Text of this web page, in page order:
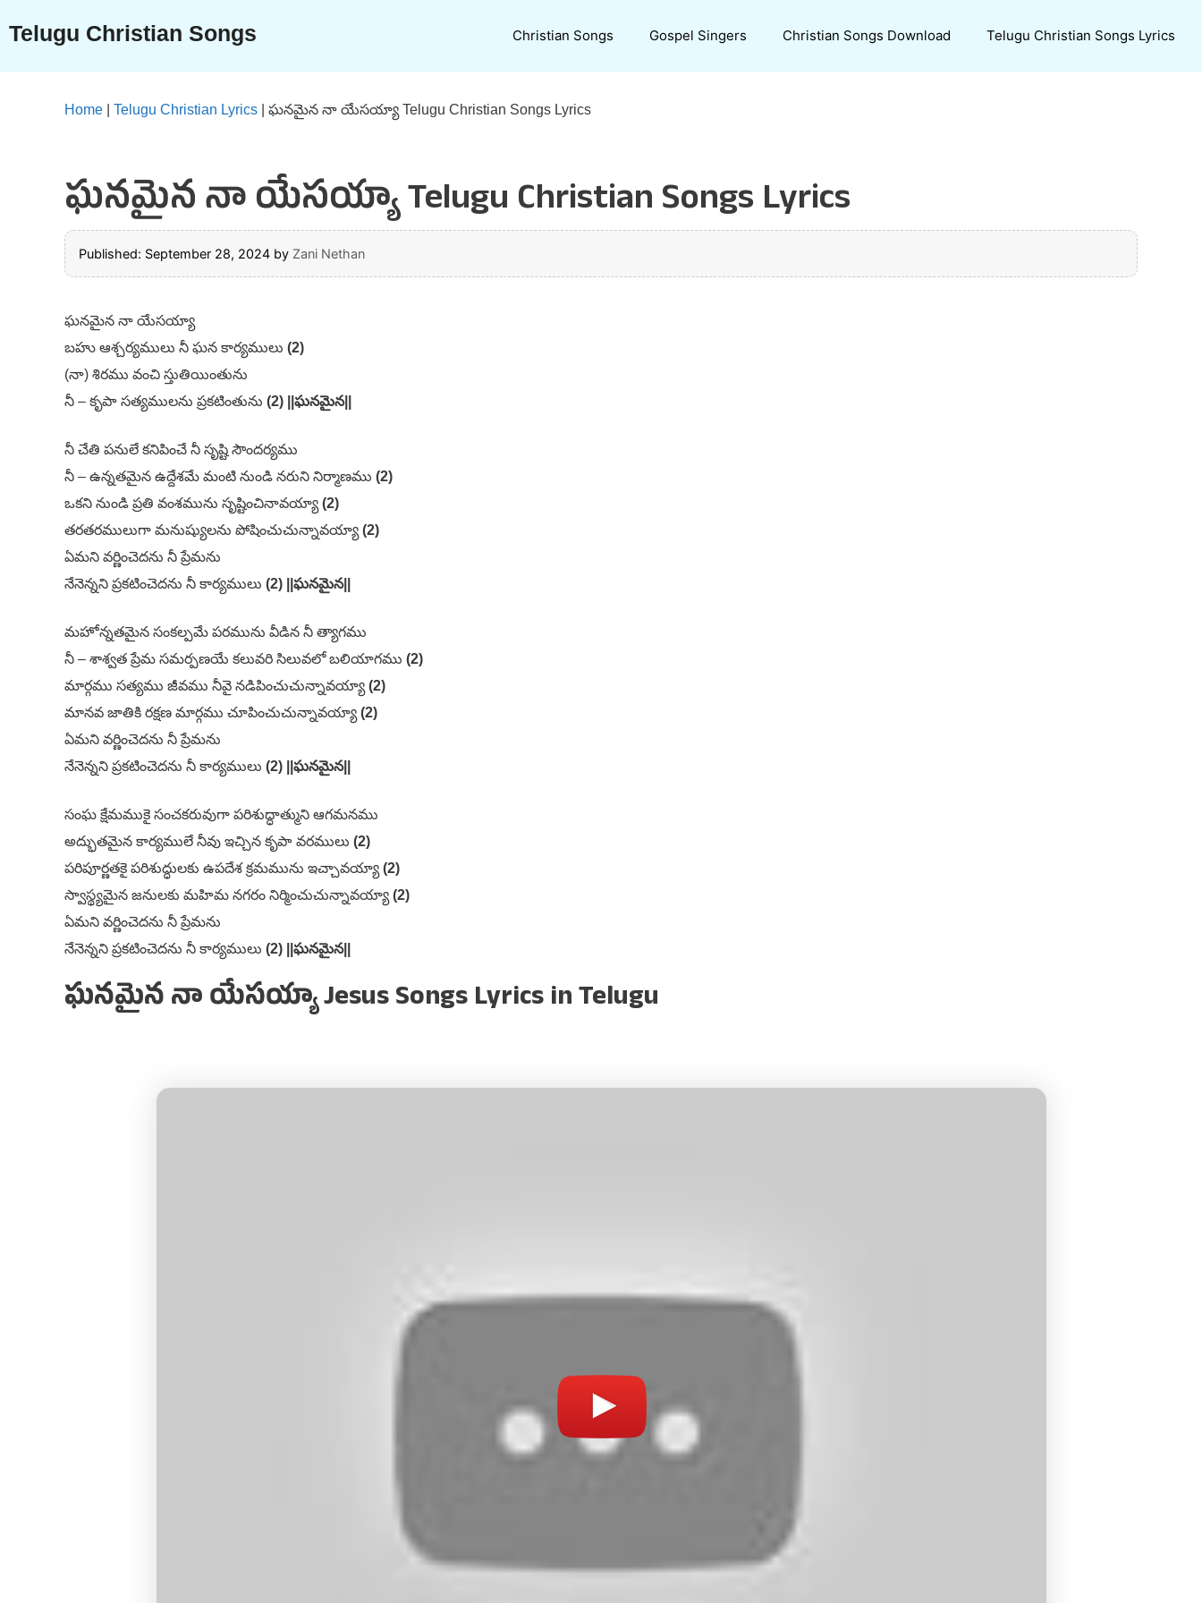
content
Telugu Christian Songs Christian Songs Gospel Singers Christian Songs Download Telugu Christian Songs Lyrics
Home Telugu Christian Lyrics ఘనమైన నా యేసయ్యా Telugu Christian Songs Lyrics
ఘనమైన నా యేసయ్యా Telugu Christian Songs Lyrics
Published: September 28, 2024 by Zani Nethan
ఘనమైన నా యేసయ్యా
బహు ఆశ్చర్యములు నీ ఘన కార్యములు (2)
(నా) శిరము వంచి స్తుతియింతును
నీ – కృపా సత్యములను ప్రకటింతును (2) ||ఘనమైన||
నీ చేతి పనులే కనిపించే నీ సృష్టి సౌందర్యము
నీ – ఉన్నతమైన ఉద్దేశమే మంటి నుండి నరుని నిర్మాణము (2)
ఒకని నుండి ప్రతి వంశమును సృష్టించినావయ్యా (2)
తరతరములుగా మనుష్యులను పోషించుచున్నావయ్యా (2)
ఏమని వర్ణించెదను నీ ప్రేమను
నేనెన్నని ప్రకటించెదను నీ కార్యములు (2) ||ఘనమైన||
మహోన్నతమైన సంకల్పమే పరమును వీడిన నీ త్యాగము
నీ – శాశ్వత ప్రేమ సమర్పణయే కలువరి సిలువలో బలియాగము (2)
మార్గము సత్యము జీవము నీవై నడిపించుచున్నావయ్యా (2)
మానవ జాతికి రక్షణ మార్గము చూపించుచున్నావయ్యా (2)
ఏమని వర్ణించెదను నీ ప్రేమను
నేనెన్నని ప్రకటించెదను నీ కార్యములు (2) ||ఘనమైన||
సంఘ క్షేమముకై సంచకరువుగా పరిశుద్ధాత్ముని ఆగమనము
అద్భుతమైన కార్యములే నీవు ఇచ్చిన కృపా వరములు (2)
పరిపూర్ణతకై పరిశుద్ధులకు ఉపదేశ క్రమమును ఇచ్చావయ్యా (2)
స్వాస్థ్యమైన జనులకు మహిమ నగరం నిర్మించుచున్నావయ్యా (2)
ఏమని వర్ణించెదను నీ ప్రేమను
నేనెన్నని ప్రకటించెదను నీ కార్యములు (2) ||ఘనమైన||
ఘనమైన నా యేసయ్యా Jesus Songs Lyrics in Telugu